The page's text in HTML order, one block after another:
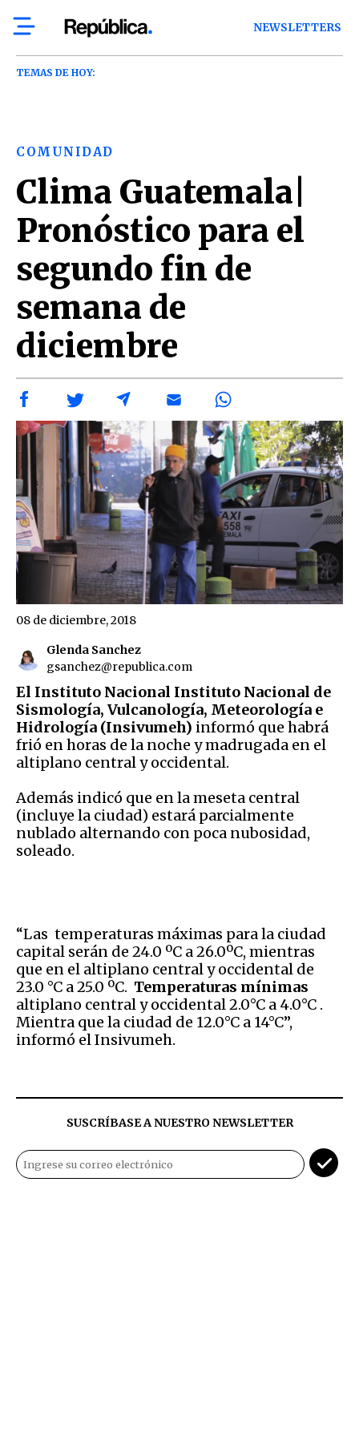
NEWSLETTERS
TEMAS DE HOY:
COMUNIDAD
Clima Guatemala|
Pronóstico para el
segundo fin de
semana de
diciembre
Glenda Sanchez
gsanchez@republica.com
08 de diciembre, 2018
El Instituto Nacional Instituto Nacional de
Sismología, Vulcanología, Meteorología e
Hidrología (Insivumeh) informó que habrá
frió en horas de la noche y madrugada en el
altiplano central y occidental.
Además indicó que en la meseta central
(incluye la ciudad) estará parcialmente
nublado alternando con poca nubosidad,
soleado.
“Las temperaturas máximas para la ciudad
capital serán de 24.0 ºC a 26.0ºC, mientras
que en el altiplano central y occidental de
23.0 °C a 25.0 ºC. Temperaturas mínimas
altiplano central y occidental 2.0°C a 4.0°C .
Mientra que la ciudad de 12.0°C a 14°C”,
informó el Insivumeh.
SUSCRÍBASE A NUESTRO NEWSLETTER